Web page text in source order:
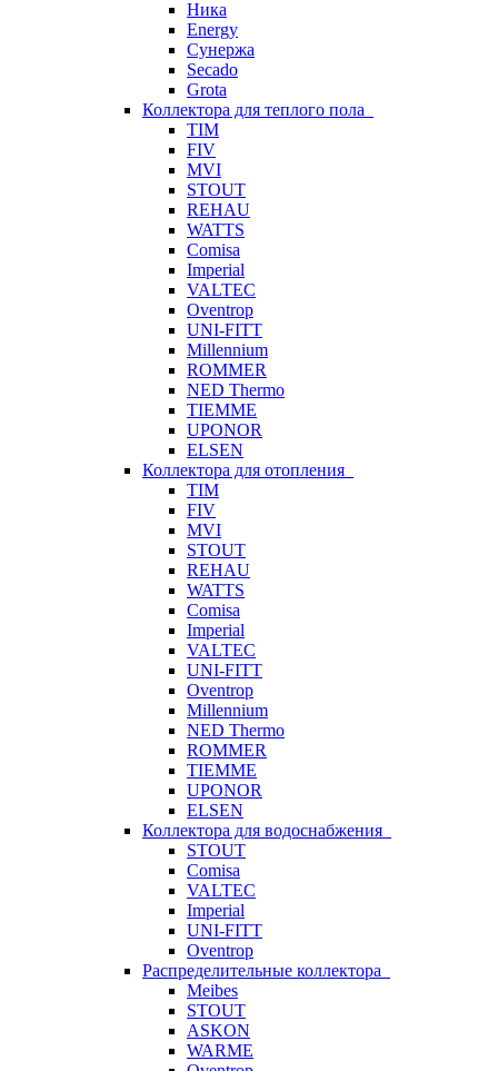
Ника
Energy
Сунержа
Secado
Grota
Коллектора для теплого пола
TIM
FIV
MVI
STOUT
REHAU
WATTS
Comisa
Imperial
VALTEC
Oventrop
UNI-FITT
Millennium
ROMMER
NED Thermo
TIEMME
UPONOR
ELSEN
Коллектора для отопления
TIM
FIV
MVI
STOUT
REHAU
WATTS
Comisa
Imperial
VALTEC
UNI-FITT
Oventrop
Millennium
NED Thermo
ROMMER
TIEMME
UPONOR
ELSEN
Коллектора для водоснабжения
STOUT
Comisa
VALTEC
Imperial
UNI-FITT
Oventrop
Распределительные коллектора
Meibes
STOUT
ASKON
WARME